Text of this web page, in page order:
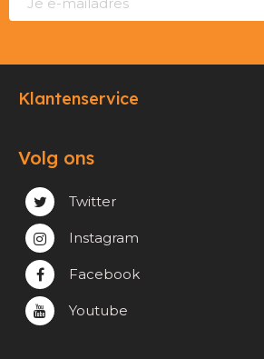
Klantenservice
Verzending & Afhaling
Privacy & cookie beleid
Volg ons
Twitter
Instagram
Facebook
Youtube